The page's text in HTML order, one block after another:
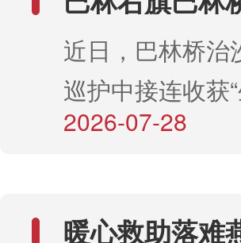
理、赋能治理“
尔沁、浑善达克
得阶段性新成效
完成生态建设任
大沙地歼灭战“
新画卷
近日，巴林桥治
巡护中接连收获
西站辖区，护林
此前，林场高
2026-07-28
暖心救助落难